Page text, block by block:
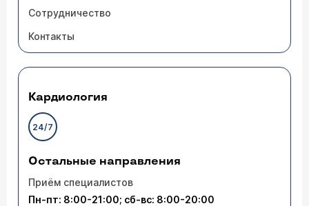
Сотрудничество
Контакты
Кардиология
24/7
Остальные направления
Приём специалистов
Пн-пт: 8:00-21:00; сб-вс: 8:00-20:00